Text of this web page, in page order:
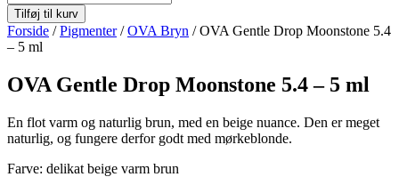
kr. 249.
Gentle
Drop
Moonstone
5.4
5
antal
Tilføj til kurv
Forside /Pigmenter/OVA Bryn / OVA Gentle Drop Moonstone 5.4
– 5 ml
OVA Gentle Drop Moonstone 5.4 – 5 ml
En flot varm og naturlig brun, med en beige nuance. Den er meget
naturlig, og fungere derfor godt med mørkeblonde.
Farve: delikat beige varm brun